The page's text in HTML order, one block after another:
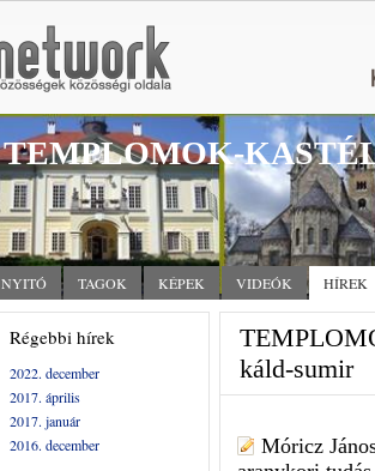
TEMPLOMOK-
NYITÓ TAGOK KÉPEK VIDEÓK HÍREK
Régebbi hírek
2022. december
2017. április
2017. január
2016. december
káld-sumir
Móricz